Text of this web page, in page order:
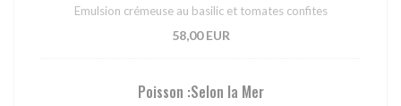
Emulsion crémeuse au basilic et tomates confites
58,00 EUR
Poisson :Selon la Mer